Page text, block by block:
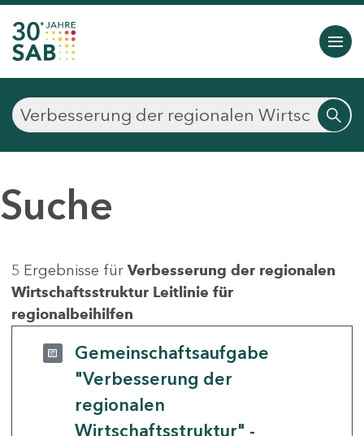
Suche
5 Ergebnisse für Verbesserung der regionalen
Wirtschaftsstruktur Leitlinie für
regionalbeihilfen
Gemeinschaftsaufgabe
"Verbesserung der
regionalen
Wirtschaftsstruktur" -